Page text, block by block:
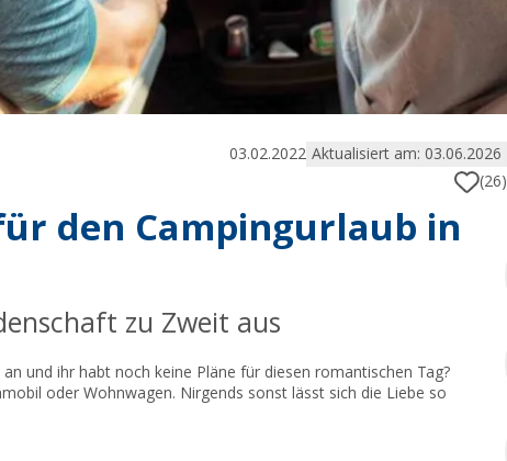
03.02.2022 Aktualisiert am: 03.06.2026
(26)
den Campingurlaub in
zu Zweit aus
und ihr habt noch keine Pläne für diesen romantischen Tag?
oder Wohnwagen. Nirgends sonst lässt sich die Liebe so